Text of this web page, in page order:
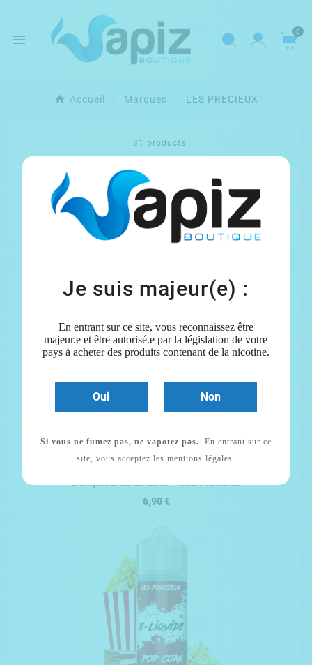
Je suis majeur(e) :
En entrant sur ce site, vous reconnaissez être
majeur.e et être autorisé.e par la législation de votre
pays à acheter des produits contenant de la nicotine.
Oui Non
Si vous ne fumez pas, ne vapotez pas. En entrant sur ce
site, vous acceptez les mentions légales.
 0
Accueil Marques LES PRECIEUX
31 products
Pertinence
 
E-Liquide 50 Ml Café – Les Précieux
6,90 €